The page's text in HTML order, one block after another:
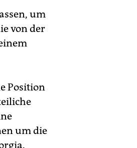
um
von der
Position
um die